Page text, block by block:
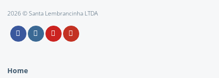
2026 © Santa Lembrancinha LTDA
Home